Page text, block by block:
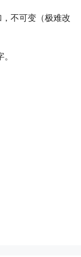
不可变（极难改